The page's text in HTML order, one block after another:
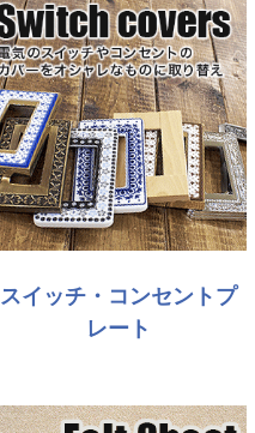
スイッチ・コンセントプ
レート